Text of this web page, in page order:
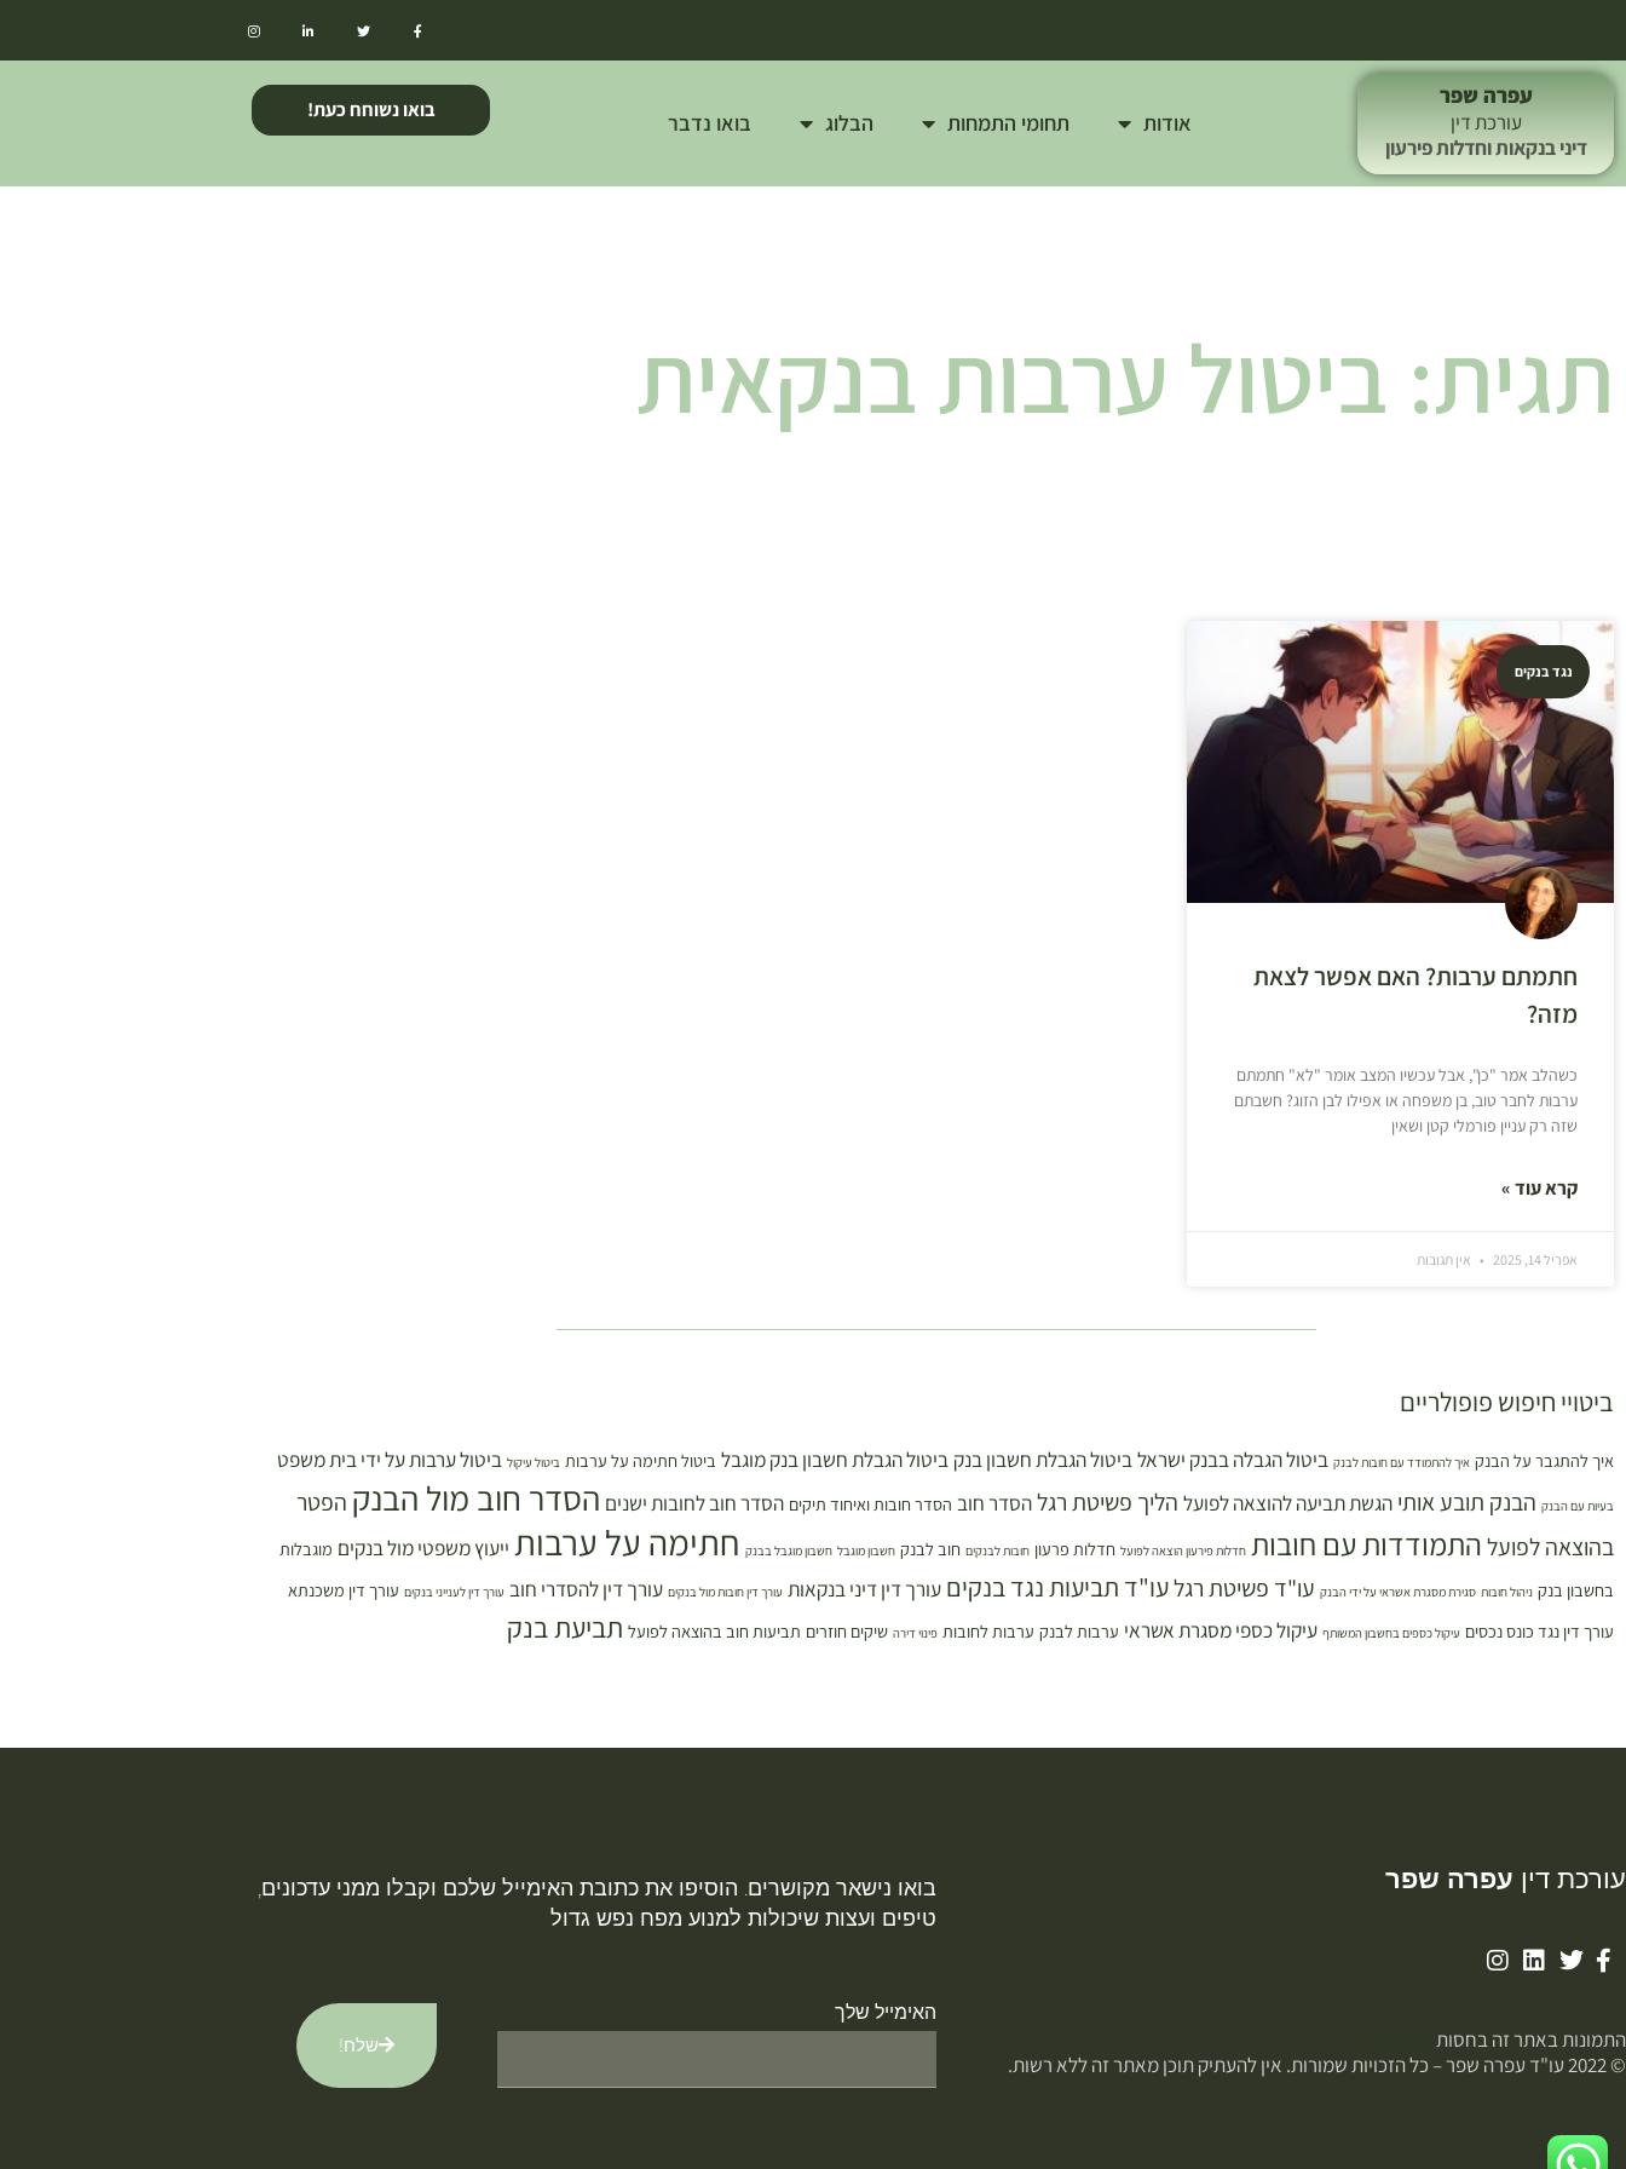
עפרה שפר
עורכת דין
דיני בנקאות וחדלות פירעון
אודות תחומי התמחות הבלוג בואו נדבר בואו נשוחח כעת!
תגית: ביטול ערבות בנקאית
נגד בנקים
חתמתם ערבות? האם אפשר לצאת
מזה?
כשהלב אמר "כן", אבל עכשיו המצב אומר "לא" חתמתם
ערבות לחבר טוב, בן משפחה או אפילו לבן הזוג? חשבתם
שזה רק עניין פורמלי קטן ושאין
קרא עוד »
אפריל 14, 2025 אין תגובות
ביטויי חיפוש פופולריים
איך להתגבר על הבנק איך להתמודד עם חובות לבנק ביטול הגבלה בבנק ישראלביטול הגבלת חשבון בנק ביטול הגבלת חשבון בנק מוגבל ביטול חתימה על ערבות ביטול עיקול ביטול ערבות על ידי בית משפט
בעיות עם הבנק הבנק תובע אותי הגשת תביעה להוצאה לפועל הליך פשיטת רגלהסדר חוב הסדר חובות ואיחוד תיקים הסדר חוב לחובות ישנים הסדר חוב מול הבנק הפטר
בהוצאה לפועלהתמודדות עם חובות חדלות פירעון הוצאה לפועל חדלות פרעון חובות לבנקים חוב לבנק חשבון מוגבל חשבון מוגבל בבנק חתימה על ערבות ייעוץ משפטי מול בנקים מוגבלות
בחשבון בנק ניהול חובות סגירת מסגרת אשראי על ידי הבנק עו"ד פשיטת רגלעו"ד תביעות נגד בנקים עורך דין דיני בנקאות עורך דין חובות מול בנקים עורך דין להסדרי חוב עורך דין לענייני בנקים עורך דין משכנתא
עורך דין נגד כונס נכסים עיקול כספים בחשבון המשותף עיקול כספי מסגרת אשראי ערבות לבנק ערבות לחובות פינוי דירה שיקים חוזרים תביעות חוב בהוצאה לפועל תביעת בנק
עורכת דין עפרה שפר
התמונות באתר זה בחסות
© 2022 עו"ד עפרה שפר – כל הזכויות שמורות. אין להעתיק תוכן מאתר זה ללא רשות.
בואו נישאר מקושרים. הוסיפו את כתובת האימייל שלכם וקבלו ממני עדכונים,
טיפים ועצות שיכולות למנוע מפח נפש גדול
האימייל שלך
שלח!